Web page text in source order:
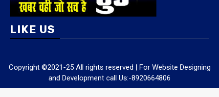
LIKE US
Copyright ©2021-25 All rights reserved | For Website Designing
and Development call Us:-8920664806